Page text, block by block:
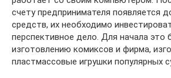
счету предпринимателя появляется
средств, их необходимо
перспективное дело. Для начала это
изготовлению комиксов и фирма,
пластмассовые игрушки популярных